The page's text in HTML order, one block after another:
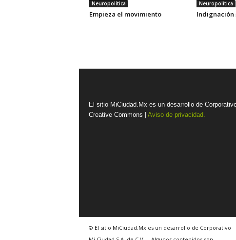
Neuropolítica
Empieza el movimiento
Neuropolítica
Indignación
El sitio MiCiudad.Mx es un desarrollo de
Creative Commons | Aviso de privacidad.
© El sitio MiCiudad.Mx es un desarrollo de Corporativo